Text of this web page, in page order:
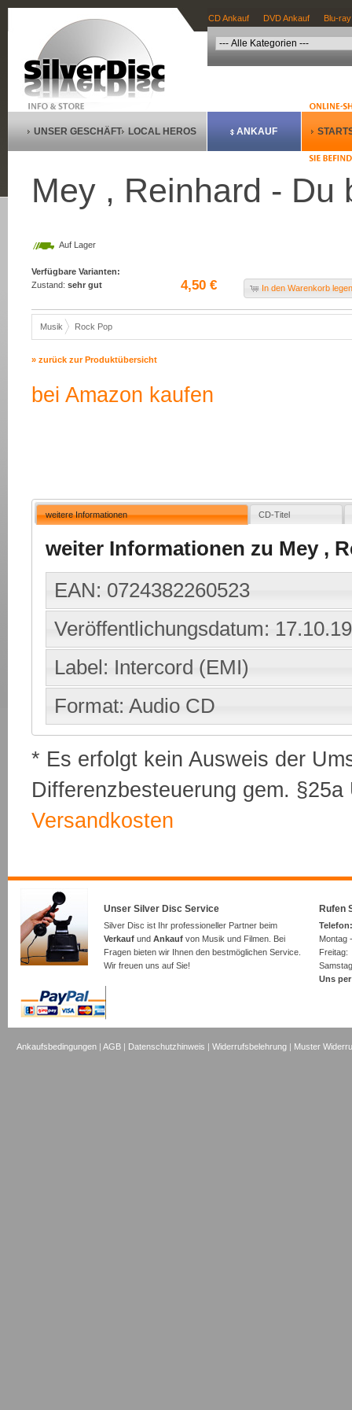
CD Ankauf DVD Ankauf Blu-
UNSER GESCHÄFT LOCAL HEROS ANKAUF
Mey , Reinhard - Du
Auf Lager
Verfügbare Varianten:
Zustand: sehr gut 4,50 € In den Warenkorb
Musik Rock Pop
» zurück zur Produktübersicht
bei Amazon kaufen
weitere Informationen CD-Titel
weiter Informationen zu Mey ,
EAN: 0724382260523
Veröffentlichungsdatum:
Label: Intercord (EMI)
Format: Audio CD
* Es erfolgt kein Ausweis der
Differenzbesteuerung gem.
Versandkosten
Unser Silver Disc Service
Silver Disc ist Ihr professioneller Partner beim
Verkauf und Ankauf von Musik und Filmen. Bei
Fragen bieten wir Ihnen den bestmöglichen Service.
Wir freuen uns auf Sie!
Rufen
Montag
Uns
Ankaufsbedingungen |AGB | Datenschutzhinweis |Widerrufsbelehrung | Muster